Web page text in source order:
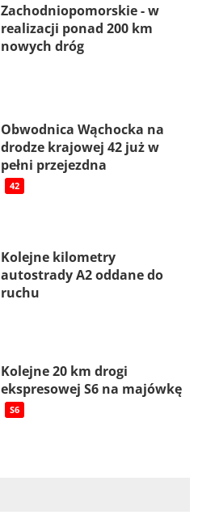
Zachodniopomorskie - w
realizacji ponad 200 km
nowych dróg
Obwodnica Wąchocka na
drodze krajowej 42 już w
pełni przejezdna
42
Kolejne kilometry
autostrady A2 oddane do
ruchu
Kolejne 20 km drogi
ekspresowej S6 na majówkę
S6